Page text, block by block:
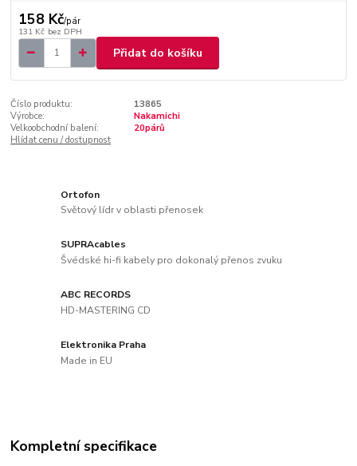
158 Kč/pár
131 Kč bez DPH
Přidat do košíku
Číslo produktu:
13865
Výrobce:
Nakamichi
Velkoobchodní balení:
20párů
Hlídat cenu / dostupnost
Ortofon
Světový lídr v oblasti přenosek
SUPRAcables
Švédské hi-fi kabely pro dokonalý přenos zvuku
ABC RECORDS
HD-MASTERING CD
Elektronika Praha
Made in EU
Kompletní specifikace